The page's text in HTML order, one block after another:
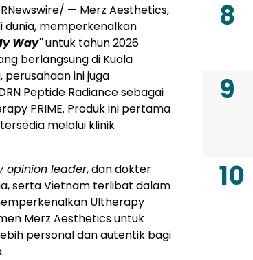
— Merz Aesthetics,
memperkenalkan
Way"untuk tahun 2026
berlangsung di Kuala
perusahaan ini juga
Peptide Radiance sebagai
PRIME. Produk ini pertama
melalui klinik
opinion leader, dan dokter
serta Vietnam terlibat dalam
Ultherapy
Merz Aesthetics untuk
personal dan autentik bagi